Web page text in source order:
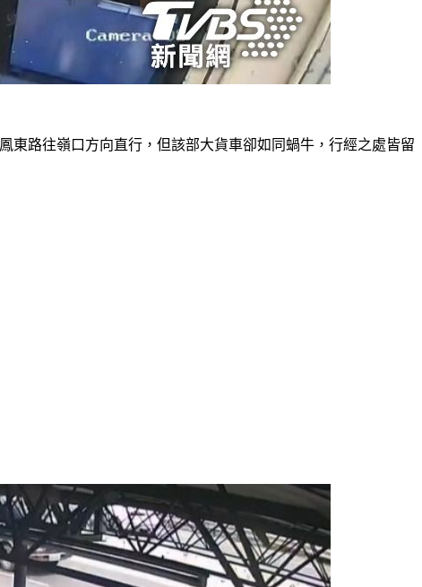
東路往嶺口方向直行，但該部大貨車卻如同蝸牛，行經之處皆留